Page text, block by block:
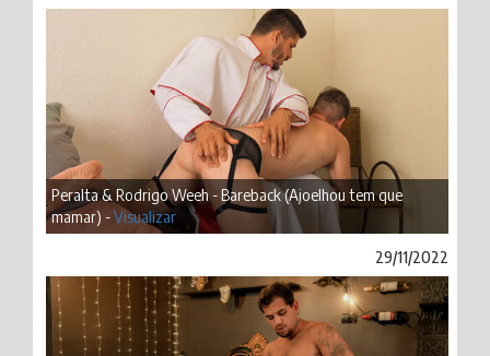
Peralta & Rodrigo Weeh - Bareback (Ajoelhou tem que
mamar) -Visualizar
29/11/2022